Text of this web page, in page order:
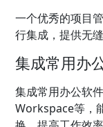
一个优秀的项目
行集成，提供无
集成常用办
集成常用办公软
Workspace等，